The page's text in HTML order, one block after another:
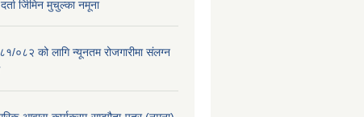
र्जिमिन मुचुल्का नमूना
०८२ को लागि न्यूनतम रोजगारीमा संलग्न